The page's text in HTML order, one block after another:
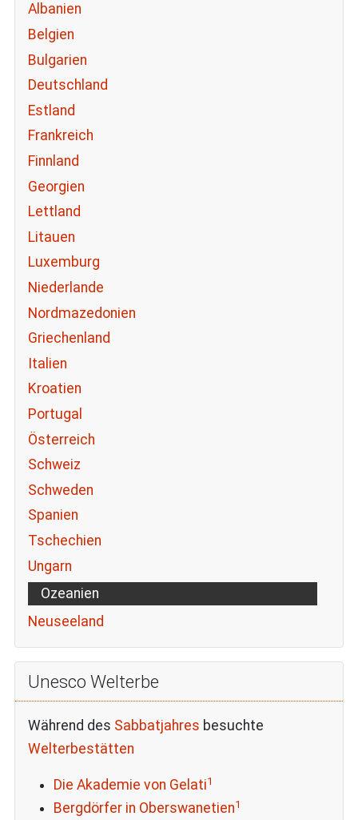
Albanien
Belgien
Bulgarien
Deutschland
Estland
Frankreich
Finnland
Georgien
Lettland
Litauen
Luxemburg
Niederlande
Nordmazedonien
Griechenland
Italien
Kroatien
Portugal
Österreich
Schweiz
Schweden
Spanien
Tschechien
Ungarn
Ozeanien
Neuseeland
Unesco Welterbe
Während des Sabbatjahres besuchte
Welterbestätten
Die Akademie von Gelati1
Bergdörfer in Oberswanetien1